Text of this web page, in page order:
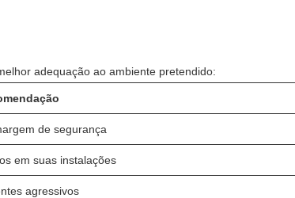
adequação ao ambiente pretendido:
de segurança
​​em suas instalações
agressivos